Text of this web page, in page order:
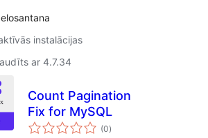
instalācijas
ar 4.7.34
Count Pagination
Fix for MySQL
(0vērtējumu
kopsumma
)